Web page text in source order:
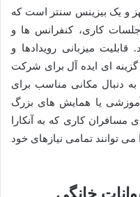
و یک بیزینس سنتر است که
جلسات کاری، کنفرانس ها و
میزبانی رویدادها و
هتل را به گزینه ای ایده آل برای شرکت
دنبال مکانی مناسب برای
یا همایش های بزرگ
مسافران کاری که به آنکارا
توانند تمامی نیازهای خود